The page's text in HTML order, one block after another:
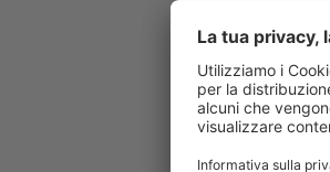
info@brixen.org